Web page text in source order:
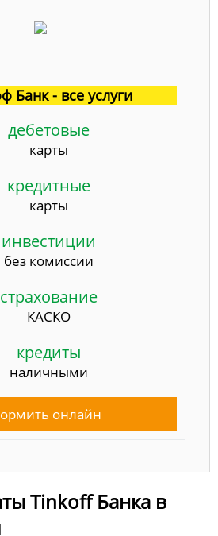
Банк - все услуги
дебетовые
карты
кредитные
карты
инвестиции
без комиссии
страхование
КАСКО
кредиты
наличными
онлайн
Tinkoff Банка в